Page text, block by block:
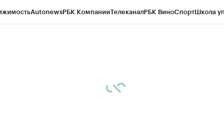
AutonewsРБК КомпанииТелеканалРБК ВиноСпортШкола